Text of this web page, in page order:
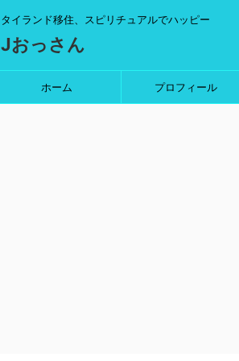
タイランド移住、スピリチュアルでハッピー
Jおっさん
ホーム プロフィール